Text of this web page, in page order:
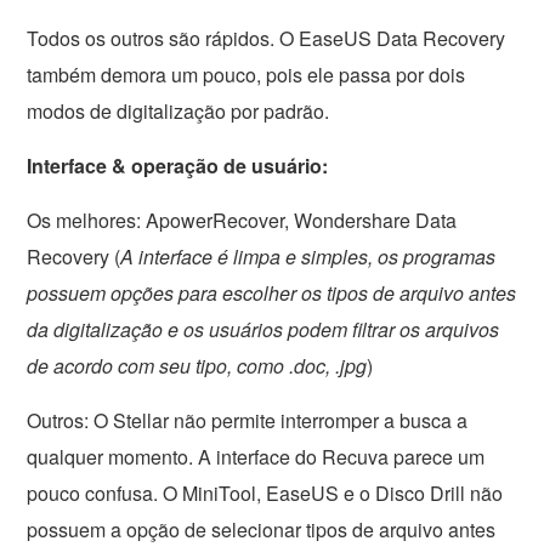
Todos os outros são rápidos. O EaseUS Data Recovery
também demora um pouco, pois ele passa por dois
modos de digitalização por padrão.
Interface & operação de usuário:
Os melhores: ApowerRecover, Wondershare Data
Recovery (A interface é limpa e simples, os programas
possuem opções para escolher os tipos de arquivo antes
da digitalização e os usuários podem filtrar os arquivos
de acordo com seu tipo, como .doc, .jpg)
Outros: O Stellar não permite interromper a busca a
qualquer momento. A interface do Recuva parece um
pouco confusa. O MiniTool, EaseUS e o Disco Drill não
possuem a opção de selecionar tipos de arquivo antes